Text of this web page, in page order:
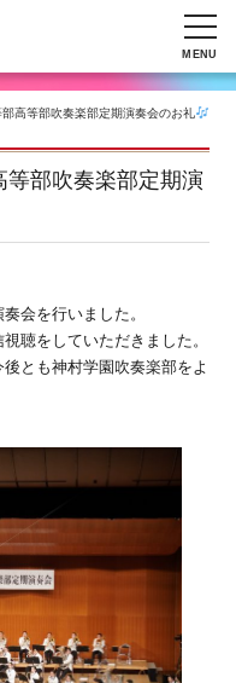
MENU
高等部吹奏楽部定期演奏会のお礼
部吹奏楽部定期演
会を行いました。
聴をしていただきました。
とも神村学園吹奏楽部をよ